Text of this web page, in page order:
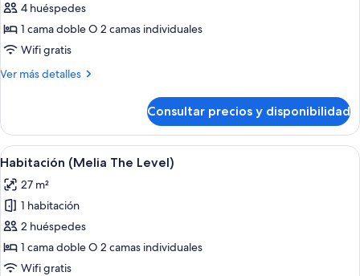
Habitación
Premium
(2
Adults
+
4 huéspedes
1 cama doble O 2 camas individuales
Wifi gratis
Ver más detalles
Más
Premium
(2
Adults
2
Children)
Consultar precios y disponibilidad
Abrir
todas
las
fotos
de
Habitación
(Melia
Habitación de hotel con una cama
5
Habitación (Melia The Level)
27 m²
1 habitación
2 huéspedes
1 cama doble O 2 camas individuales
Wifi gratis